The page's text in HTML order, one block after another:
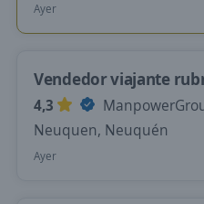
Ayer
Vendedor viajante
4,3
Neuquen, Neuquén
Ayer